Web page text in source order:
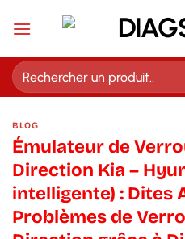
Recherche
pour :
BLOG
Émulateur de
Direction Kia –
intelligente) : Dites
Problèmes de